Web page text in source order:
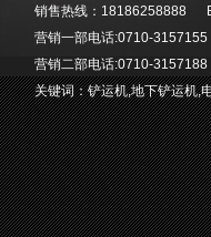
销售热线：18186258888
营销一部电话:0710-
营销二部电话:0710-
关键词：铲运机,地下铲运机,
E-mail：